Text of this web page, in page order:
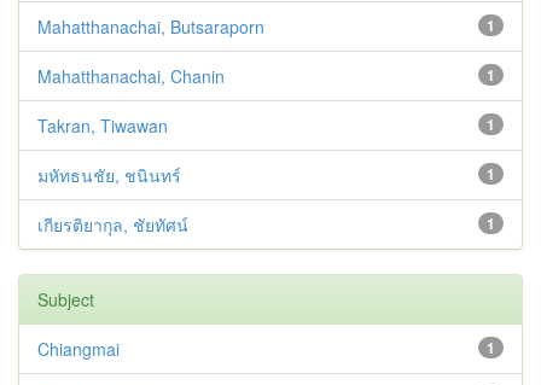
1
Mahatthanachai, Butsaraporn
1
Mahatthanachai, Chanin
1
Takran, Tiwawan
1
มหัทธนชัย, ชนินทร์
1
เกียรติยากุล, ชัยทัศน์
Subject
1
Chiangmai